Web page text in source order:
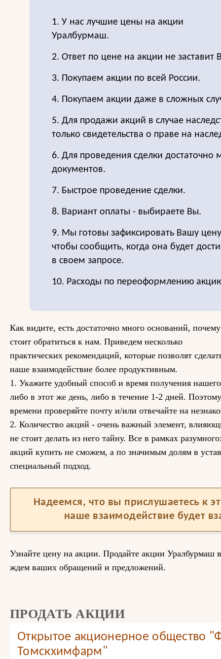
1. У нас лучшие цены на акции
Уралбурмаш.
2. Ответ по цене на акции не заставит
3. Покупаем акции по всей России.
4. Покупаем акции даже в сложных
5. Для продажи акций в случае
только свидетельства о праве на
6. Для проведения сделки достаточно
документов.
7. Быстрое проведение сделки.
8. Вариант оплаты - выбираете Вы.
9. Мы готовы зафиксировать Вашу
чтобы сообщить, когда она будет
в своем запросе.
10. Расходы по переоформлению
Как видите, есть достаточно много оснований, почему
стоит обратиться к нам. Приведем несколько
практических рекомендаций, которые позволят
наше взаимодействие более продуктивным.
1. Укажите удобный способ и время получения
либо в этот же день, либо в течение 1-2 дней.
времени проверяйте почту и/или отвечайте на
2. Количество акций - очень важный элемент,
не стоит делать из него тайну. Все в рамках
акций купить не сможем, а по значимым долям в
специальный подход.
Надеемся, что вы прислушаетесь к
наше взаимодействие будет
Узнайте цену на акции. Продайте акции Уралбурмаш
ждем ваших обращений и предложений.
ПРОДАТЬ АКЦИИ
Открытое акционерное общество
Томскхимфарм"